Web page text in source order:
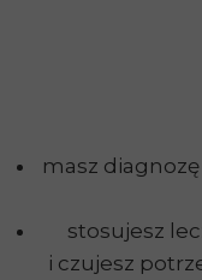
masz
stosujesz
i czujesz